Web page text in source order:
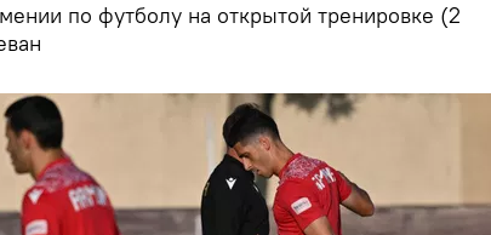
по футболу на открытой тренировке (2